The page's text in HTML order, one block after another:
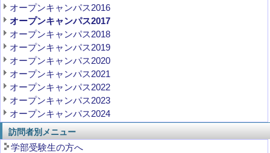
オープンキャンパス2016
オープンキャンパス2017
オープンキャンパス2018
オープンキャンパス2019
オープンキャンパス2020
オープンキャンパス2021
オープンキャンパス2022
オープンキャンパス2023
オープンキャンパス2024
訪問者別メニュー
学部受験生の方へ